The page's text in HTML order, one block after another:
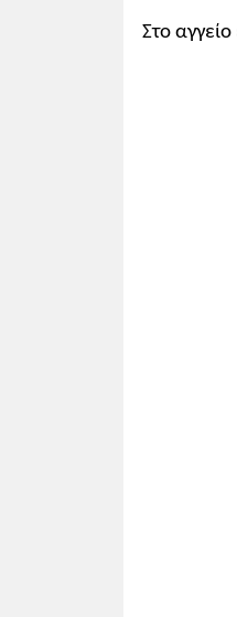
Στο